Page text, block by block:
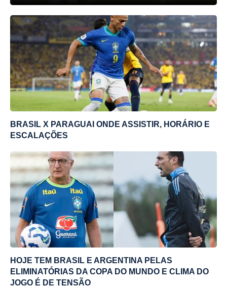
BRASIL X PARAGUAI ONDE ASSISTIR, HORÁRIO E
ESCALAÇÕES
HOJE TEM BRASIL E ARGENTINA PELAS
ELIMINATÓRIAS DA COPA DO MUNDO E CLIMA DO
JOGO É DE TENSÃO